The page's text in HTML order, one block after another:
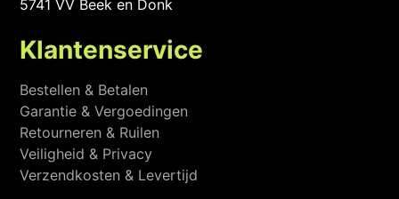
5741 VV Beek en Donk
Klantenservice
Bestellen & Betalen
Garantie & Vergoedingen
Retourneren & Ruilen
Veiligheid & Privacy
Verzendkosten & Levertijd